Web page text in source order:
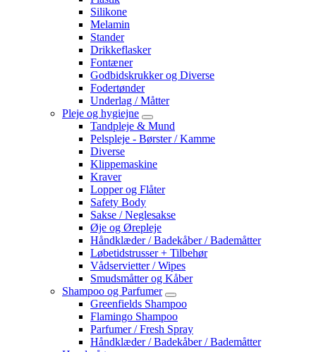
Silikone
Melamin
Stander
Drikkeflasker
Fontæner
Godbidskrukker og Diverse
Fodertønder
Underlag / Måtter
Pleje og hygiejne
Tandpleje & Mund
Pelspleje - Børster / Kamme
Diverse
Klippemaskine
Kraver
Lopper og Flåter
Safety Body
Sakse / Neglesakse
Øje og Ørepleje
Håndklæder / Badekåber / Bademåtter
Løbetidstrusser + Tilbehør
Vådservietter / Wipes
Smudsmåtter og Kåber
Shampoo og Parfumer
Greenfields Shampoo
Flamingo Shampoo
Parfumer / Fresh Spray
Håndklæder / Badekåber / Bademåtter